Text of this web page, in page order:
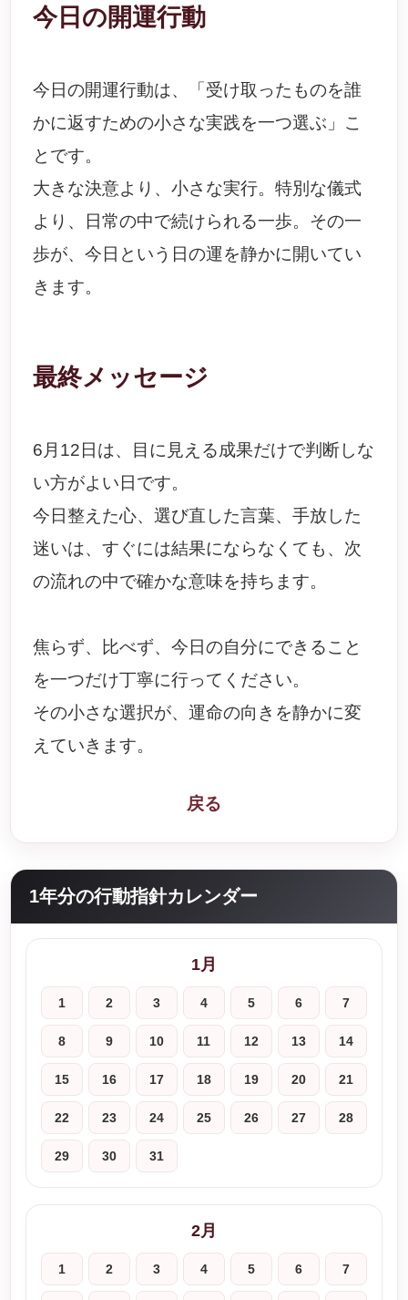
今日の開運行動
今日の開運行動は、「受け取ったものを誰
かに返すための小さな実践を一つ選ぶ」こ
とです。
大きな決意より、小さな実行。特別な儀式
より、日常の中で続けられる一歩。その一
歩が、今日という日の運を静かに開いてい
きます。
最終メッセージ
6月12日は、目に見える成果だけで判断しな
い方がよい日です。
今日整えた心、選び直した言葉、手放した
迷いは、すぐには結果にならなくても、次
の流れの中で確かな意味を持ちます。
焦らず、比べず、今日の自分にできること
を一つだけ丁寧に行ってください。
その小さな選択が、運命の向きを静かに変
えていきます。
戻る
1年分の行動指針カレンダー
1月
1 2 3 4 5 6 7
8 9 10 11 12 13 14
15 16 17 18 19 20 21
22 23 24 25 26 27 28
29 30 31
2月
1 2 3 4 5 6 7